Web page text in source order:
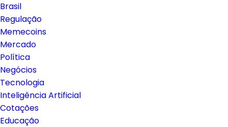
Brasil
Regulação
Memecoins
Mercado
Política
Negócios
Tecnologia
Inteligência Artificial
Cotações
Educação